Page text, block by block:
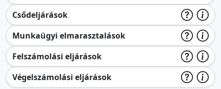
Csődeljárások
Munkaügyi elmarasztalások
Felszámolási eljárások
Végelszámolási eljárások